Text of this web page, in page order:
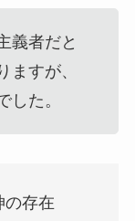
義者だと
ますが、
した。
の存在